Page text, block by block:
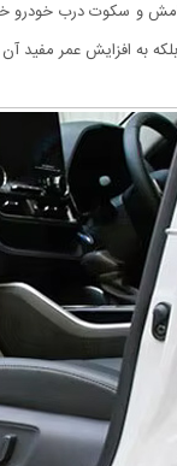
و سکوت درب خودرو
به افزایش عمر مفید